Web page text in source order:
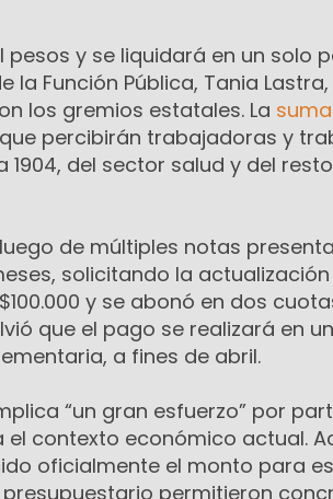
pesos y se liquidará en un solo
la Función Pública, Tania
los gremios estatales. La
que percibirán trabajadoras y
1904, del sector salud y del
de múltiples notas
solicitando la
y se abonó en dos
que el pago se realizará en
a fines de abril.
“un gran esfuerzo” por
contexto económico actual.
oficialmente el monto para
permitieron